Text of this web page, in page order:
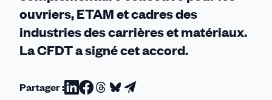
ouvriers, ETAM et cadres des
industries des carrières et matériaux.
La CFDT a signé cet accord.
Partager :Partager
Partager
Partager
Partager
Partager